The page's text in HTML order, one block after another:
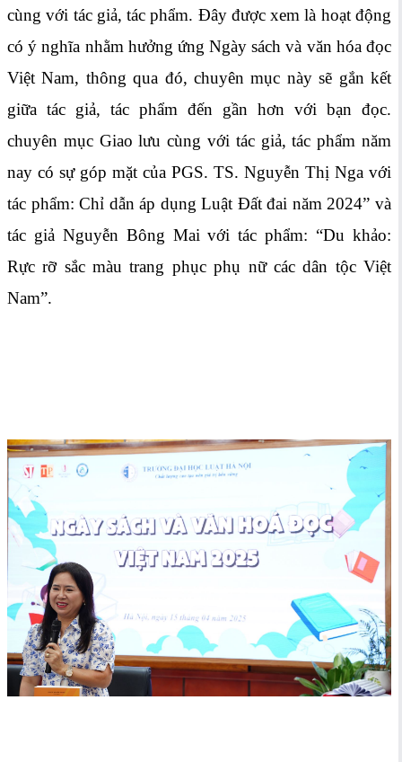
cùng với tác giả, tác phẩm. Đây được xem là hoạt động
có ý nghĩa nhằm hưởng ứng Ngày sách và văn hóa đọc
Việt Nam, thông qua đó, chuyên mục này sẽ gắn kết
giữa tác giả, tác phẩm đến gần hơn với bạn đọc.
chuyên mục Giao lưu cùng với tác giả, tác phẩm năm
nay có sự góp mặt của PGS. TS. Nguyễn Thị Nga với
tác phẩm: Chỉ dẫn áp dụng Luật Đất đai năm 2024” và
tác giả Nguyễn Bông Mai với tác phẩm: “Du khảo:
Rực rỡ sắc màu trang phục phụ nữ các dân tộc Việt
Nam”.